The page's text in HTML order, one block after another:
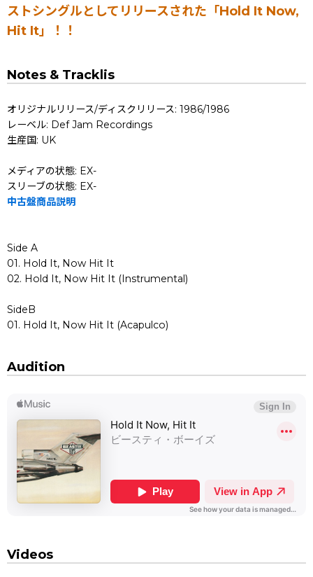
ストシングルとしてリリースされた「Hold It Now,
Hit It」！！
Notes & Tracklis
オリジナルリリース/ディスクリリース: 1986/1986
レーベル: Def Jam Recordings
生産国: UK
メディアの状態: EX-
スリーブの状態: EX-
中古盤商品説明
Side A
01. Hold It, Now Hit It
02. Hold It, Now Hit It (Instrumental)
SideB
01. Hold It, Now Hit It (Acapulco)
Audition
Videos